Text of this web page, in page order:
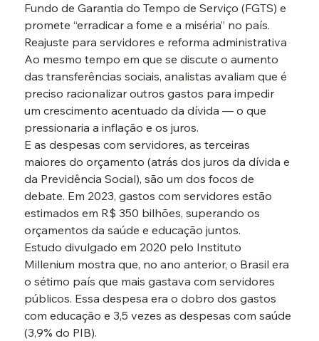
Fundo de Garantia do Tempo de Serviço (FGTS) e
promete “erradicar a fome e a miséria” no país.
Reajuste para servidores e reforma administrativa
Ao mesmo tempo em que se discute o aumento
das transferências sociais, analistas avaliam que é
preciso racionalizar outros gastos para impedir
um crescimento acentuado da dívida — o que
pressionaria a inflação e os juros.
E as despesas com servidores, as terceiras
maiores do orçamento (atrás dos juros da dívida e
da Previdência Social), são um dos focos de
debate. Em 2023, gastos com servidores estão
estimados em R$ 350 bilhões, superando os
orçamentos da saúde e educação juntos.
Estudo divulgado em 2020 pelo Instituto
Millenium mostra que, no ano anterior, o Brasil era
o sétimo país que mais gastava com servidores
públicos. Essa despesa era o dobro dos gastos
com educação e 3,5 vezes as despesas com saúde
(3,9% do PIB).